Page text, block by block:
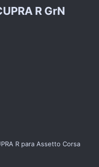
R GrN
R para Assetto Corsa